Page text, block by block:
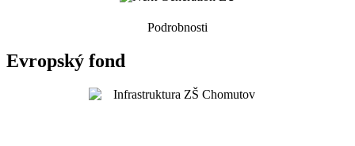
Podrobnosti
Evropský fond